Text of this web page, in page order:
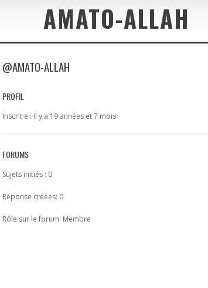
AMATO-ALLAH
@AMATO-ALLAH
PROFIL
Inscrit·e : il y a 19 années et 7 mois
FORUMS
Sujets initiés : 0
Réponse créées: 0
Rôle sur le forum: Membre